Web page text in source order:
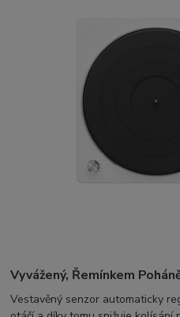
Vyvážený, Řemínkem
Vestavěný senzor automaticky